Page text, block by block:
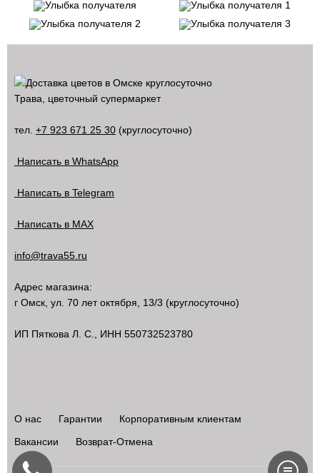
Трава, цветочный супермаркет
тел. +7 923 671 25 30 (круглосуточно)
Написать в WhatsApp
Написать в Telegram
Написать в MAX
info@trava55.ru
Адрес магазина:
г Омск ул. 70 лет октября, 13/3 (круглосуточно)
ИП Пяткова Л. С., ИНН 550732523780
О нас Гарантии
Корпоративным клиентам
Вакансии
Возврат-Отмена